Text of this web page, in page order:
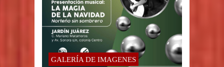
GALERÍA DE IMAGENES